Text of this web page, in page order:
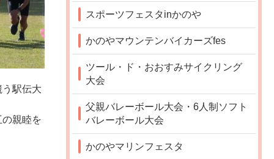
駅伝大
親睦を
スポーツフェスタinかのや
かのやマウンテンバイカーズfes
ツール・ド・おおすみサイクリング
大会
父親バレーボール大会・6人制ソフト
バレーボール大会
かのやマリンフェスタ